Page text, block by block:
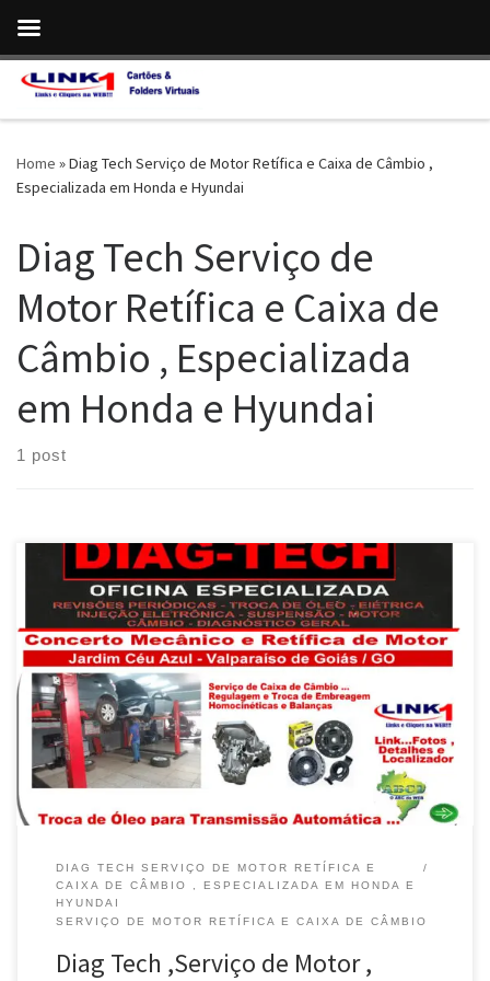
Skip to content
Home »Diag Tech Serviço de Motor Retífica e Caixa de Câmbio ,
Especializada em Honda e Hyundai
Diag Tech Serviço de
Motor Retífica e Caixa de
Câmbio , Especializada
em Honda e Hyundai
1 post
Na Diag Tech , Serviço de Motor , Retífica e Caixa de Câmbio em
Valparaíso de Goiás / GO Revisão do Motor , Comando de Válvulas
, Limpesa de TBI é na Diag Tech em Valparaíso de Goiás / GO Na
Diag Tech , Regulagem do Motor com Osciloscópio em […]
DIAG TECH SERVIÇO DE MOTOR RETÍFICA E
CAIXA DE CÂMBIO , ESPECIALIZADA EM HONDA E
HYUNDAI
SERVIÇO DE MOTOR RETÍFICA E CAIXA DE CÂMBIO
Diag Tech ,Serviço de Motor ,